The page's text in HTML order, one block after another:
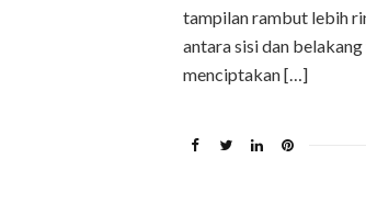
tampilan rambut lebih
antara sisi dan
menciptakan […]